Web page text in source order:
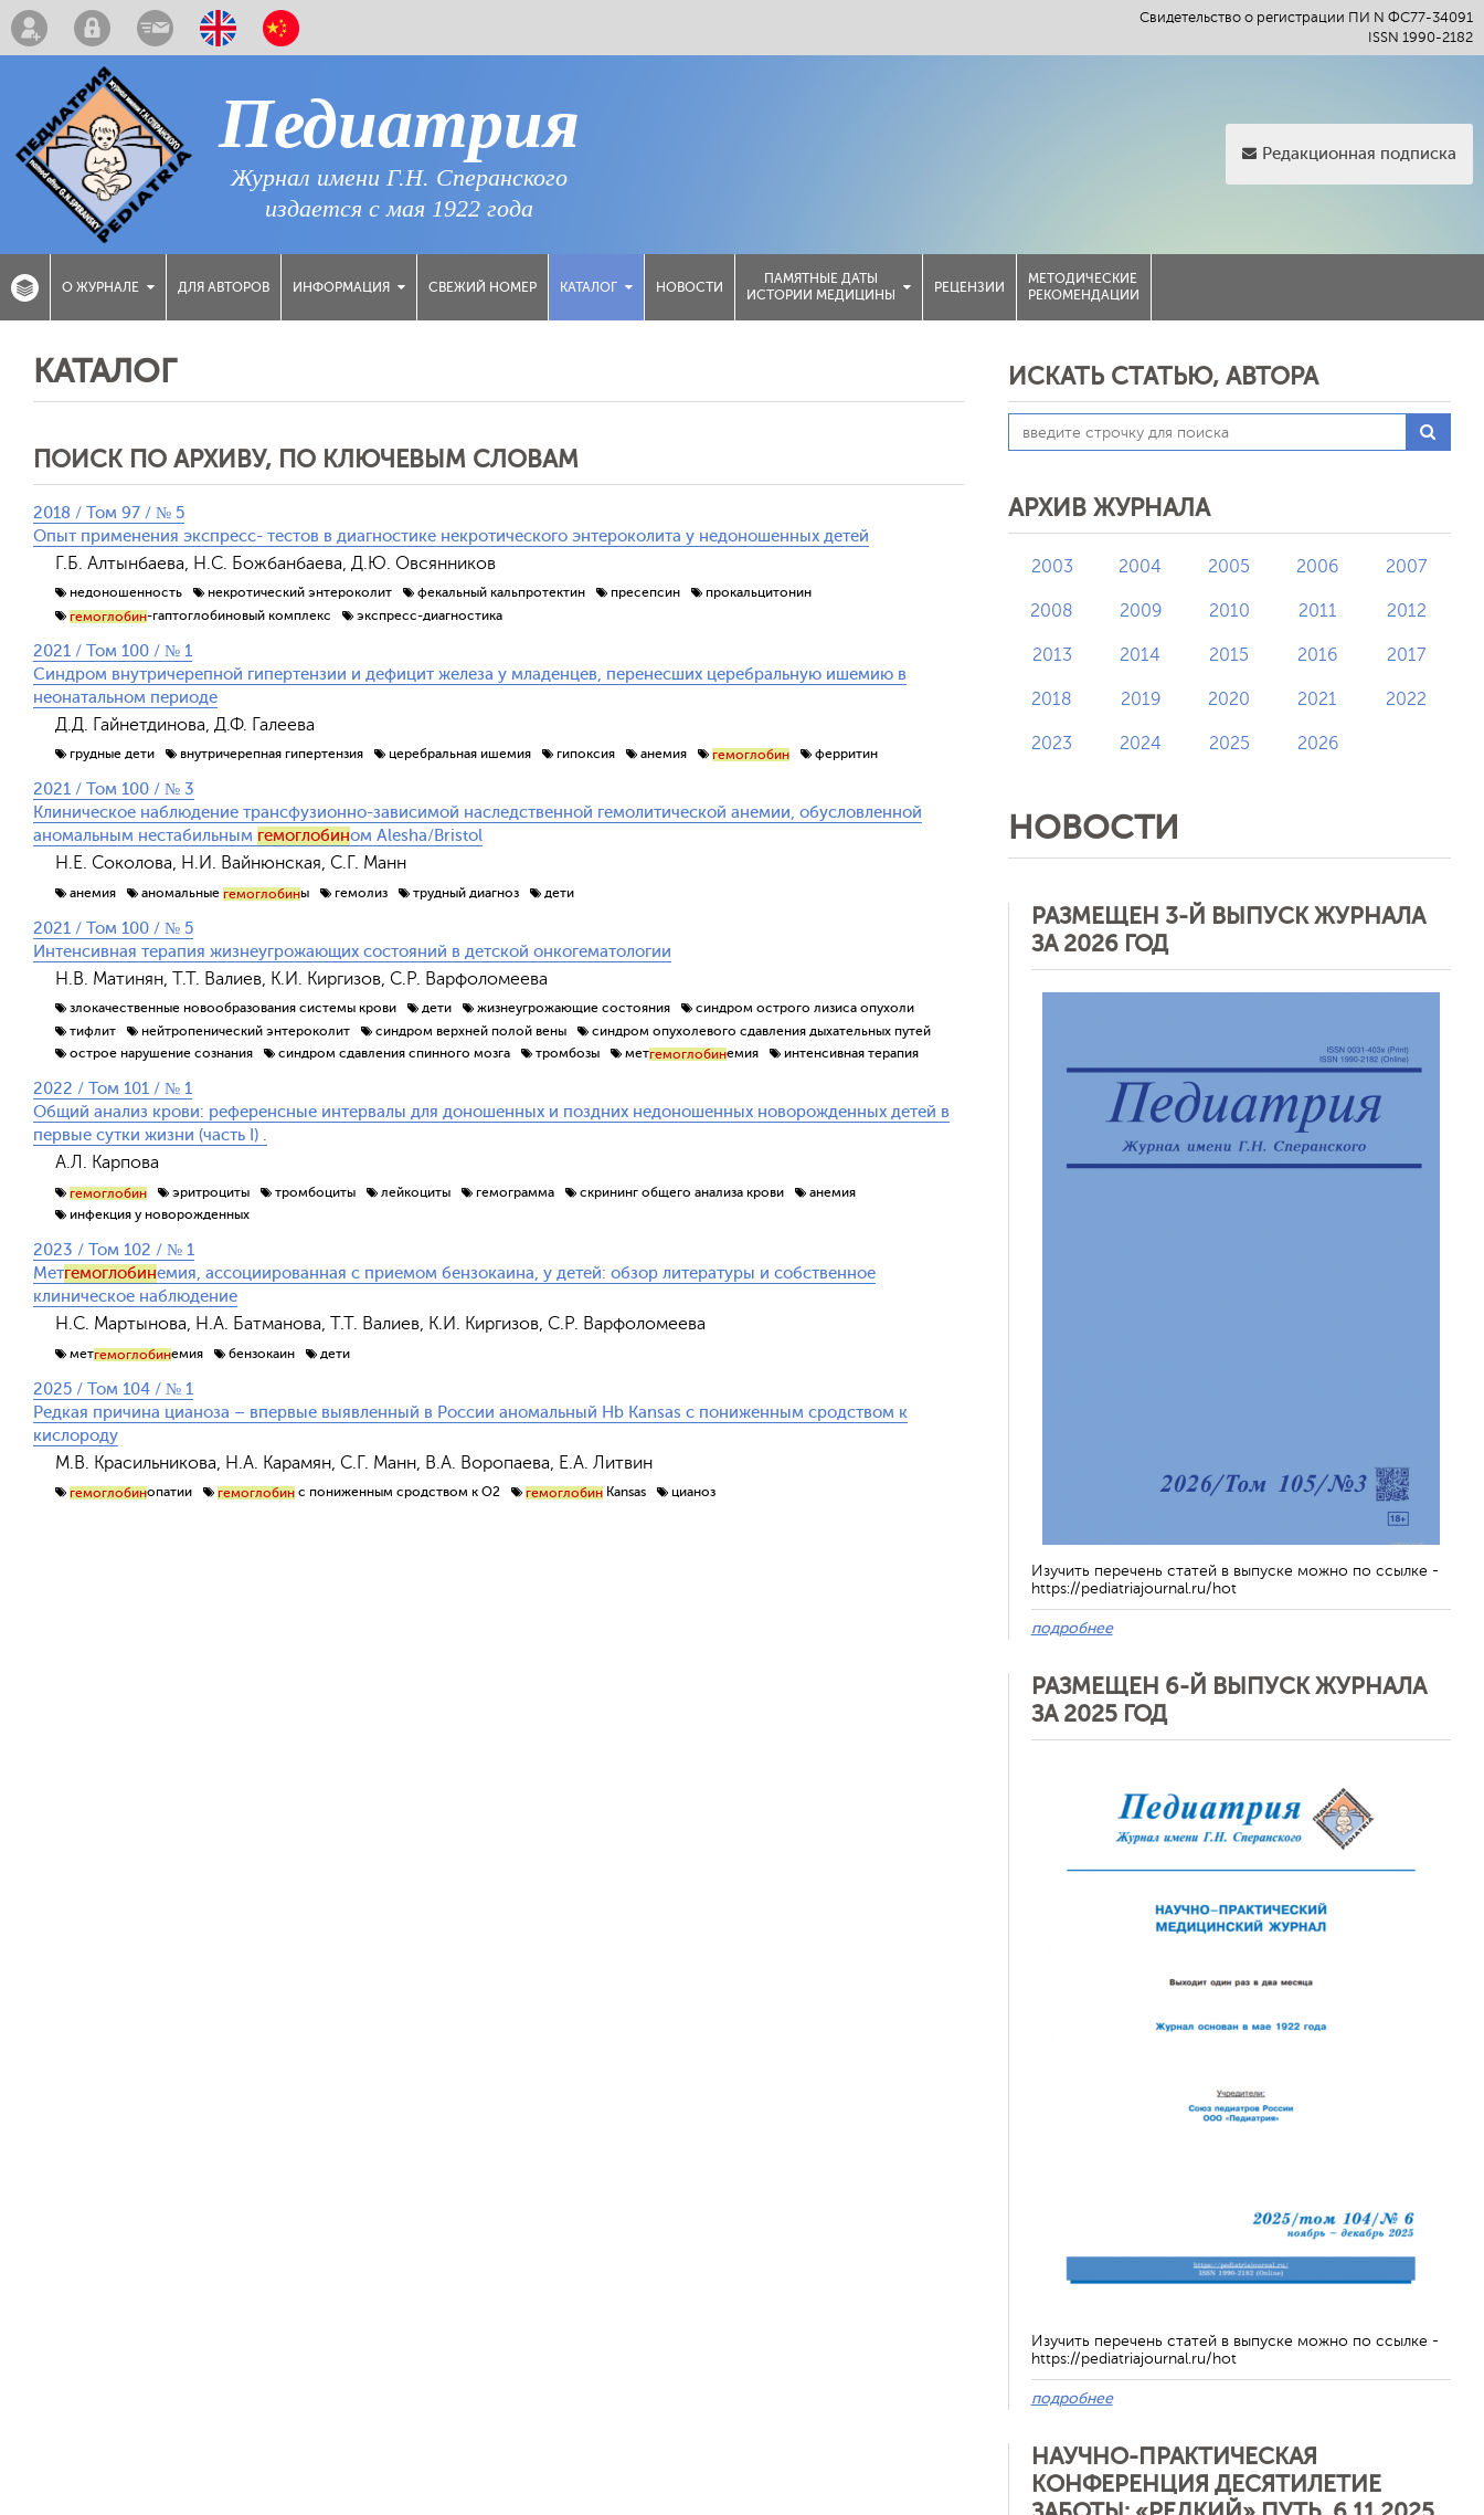
Свидетельство о регистрации ПИ N ФС77-34091
ISSN 1990-2182
Педиатрия
Журнал имени Г.Н. Сперанского
издается с мая 1922 года
Редакционная подписка
О ЖУРНАЛЕ ДЛЯ АВТОРОВ ИНФОРМАЦИЯ СВЕЖИЙ НОМЕР КАТАЛОГ НОВОСТИ
ПАМЯТНЫЕ ДАТЫ
ИСТОРИИ МЕДИЦИНЫ
РЕЦЕНЗИИ
МЕТОДИЧЕСКИЕ
РЕКОМЕНДАЦИИ
КАТАЛОГ
ПОИСК ПО АРХИВУ, ПО КЛЮЧЕВЫМ СЛОВАМ
2018 / Том 97 / № 5
Опыт применения экспресс- тестов в диагностике некротического энтероколита у недоношенных детей
Г.Б. Алтынбаева, Н.С. Божбанбаева, Д.Ю. Овсянников
недоношенность некротический энтероколит фекальный кальпротектин пресепсин
прокальцитонин
гемоглобин-гаптоглобиновый комплекс экспресс-диагностика
2021 / Том 100 / № 1
Синдром внутричерепной гипертензии и дефицит железа у младенцев, перенесших церебральную ишемию в
неонатальном периоде
Д.Д. Гайнетдинова, Д.Ф. Галеева
грудные дети внутричерепная гипертензия церебральная ишемия гипоксия анемия гемоглобин ферритин
2021 / Том 100 / № 3
Клиническое наблюдение трансфузионно-зависимой наследственной гемолитической анемии, обусловленной
аномальным нестабильным гемоглобином Alesha/Bristol
Н.Е. Соколова, Н.И. Вайнюнская, С.Г. Манн
анемия аномальные гемоглобины гемолиз трудный диагноз дети
2021 / Том 100 / № 5
Интенсивная терапия жизнеугрожающих состояний в детской онкогематологии
Н.В. Матинян, Т.Т. Валиев, К.И. Киргизов, С.Р. Варфоломеева
злокачественные новообразования системы крови дети жизнеугрожающие состояния
синдром острого лизиса опухоли
тифлит
нейтропенический энтероколит синдром верхней полой вены
синдром опухолевого сдавления дыхательных путей
острое нарушение сознания
синдром сдавления спинного мозга тромбозы метгемоглобинемия интенсивная терапия
2022 / Том 101 / № 1
Общий анализ крови: референсные интервалы для доношенных и поздних недоношенных новорожденных детей в
первые сутки жизни (часть I) .
А.Л. Карпова
гемоглобин эритроциты тромбоциты лейкоциты гемограмма скрининг общего анализа крови
анемия
инфекция у новорожденных
2023 / Том 102 / № 1
Метгемоглобинемия, ассоциированная с приемом бензокаина, у детей: обзор литературы и собственное
клиническое наблюдение
Н.С. Мартынова, Н.А. Батманова, Т.Т. Валиев, К.И. Киргизов, С.Р. Варфоломеева
метгемоглобинемия бензокаин дети
2025 / Том 104 / № 1
Редкая причина цианоза – впервые выявленный в России аномальный Hb Kansas с пониженным сродством к
кислороду
М.В. Красильникова, Н.А. Карамян, С.Г. Манн, В.А. Воропаева, Е.А. Литвин
гемоглобинопатии гемоглобин с пониженным сродством к О2 гемоглобин Kansas цианоз
ИСКАТЬ СТАТЬЮ, АВТОРА
АРХИВ ЖУРНАЛА
2003 2004 2005 2006 2007
2008 2009 2010 2011 2012
2013 2014 2015 2016 2017
2018 2019 2020 2021 2022
2023 2024 2025 2026
НОВОСТИ
РАЗМЕЩЕН 3-Й ВЫПУСК ЖУРНАЛА
ЗА 2026 ГОД
Изучить перечень статей в выпуске можно по ссылке -
https://pediatriajournal.ru/hot
подробнее
РАЗМЕЩЕН 6-Й ВЫПУСК ЖУРНАЛА
ЗА 2025 ГОД
Изучить перечень статей в выпуске можно по ссылке -
https://pediatriajournal.ru/hot
подробнее
НАУЧНО-ПРАКТИЧЕСКАЯ
КОНФЕРЕНЦИЯ ДЕСЯТИЛЕТИЕ
Обратная связь